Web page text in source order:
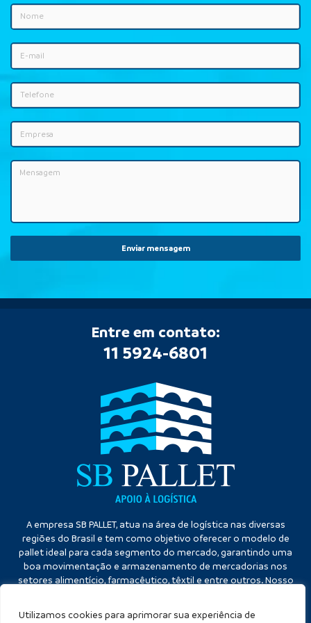
Utilizamos cookies para aprimorar sua experiência de
Enviar mensagem
Entre em contato:
11 5924-6801
A empresa SB PALLET, atua na área de logística nas diversas
regiões do Brasil e tem como objetivo oferecer o modelo de
pallet ideal para cada segmento do mercado, garantindo uma
boa movimentação e armazenamento de mercadorias nos
setores alimentício, farmacêutico, têxtil e entre outros. Nosso